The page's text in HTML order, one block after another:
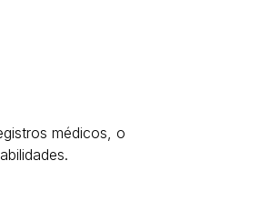
médicos, o